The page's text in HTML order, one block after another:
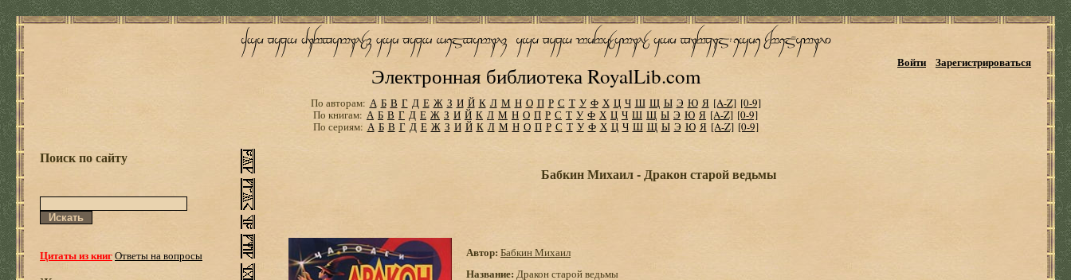
Электронная библиотека RoyalLib.com
Войти Зарегистрироваться
По авторам: А Б В Г Д Е Ж З И Й К Л М Н О П Р С Т У Ф Х Ц Ч Ш Щ Ы Э Ю Я [A-Z] [0-9]
По книгам: А Б В Г Д Е Ж З И Й К Л М Н О П Р С Т У Ф Х Ц Ч Ш Щ Ы Э Ю Я [A-Z] [0-9]
По сериям: А Б В Г Д Е Ж З И Й К Л М Н О П Р С Т У Ф Х Ц Ч Ш Щ Ы Э Ю Я [A-Z] [0-9]
Поиск по сайту
Цитаты из книгОтветы на вопросы
Бабкин Михаил - Дракон старой ведьмы
Автор: Бабкин Михаил
Название: Дракон старой ведьмы